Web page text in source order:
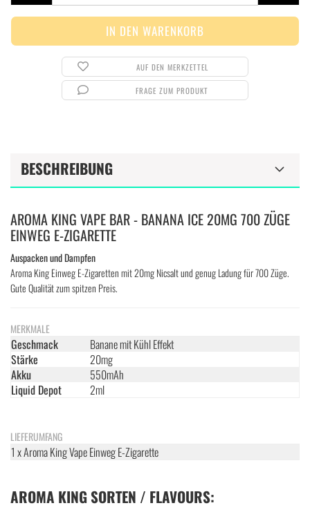
AUF DEN MERKZETTEL
FRAGE ZUM PRODUKT
BESCHREIBUNG
AROMA KING VAPE BAR - BANANA ICE 20MG 700 ZÜGE
EINWEG E-ZIGARETTE
Auspacken und Dampfen
Aroma King Einweg E-Zigaretten mit 20mg Nicsalt und genug Ladung für 700 Züge.
Gute Qualität zum spitzen Preis.
MERKMALE
Geschmack
Banane mit Kühl Effekt
Stärke
20mg
Akku
550mAh
Liquid Depot
2ml
LIEFERUMFANG
1 x Aroma King Vape Einweg E-Zigarette
AROMA KING SORTEN / FLAVOURS: